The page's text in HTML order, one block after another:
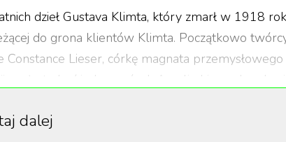
dzieł Gustava Klimta, który zmarł w 1918
do grona klientów Klimta. Początkowo
Lieser, córkę magnata przemysłowego
to być jedna z córek Amalie Lieser-Landau i
przedsiębiorcami w czasach Austro-Węgier.
dalej